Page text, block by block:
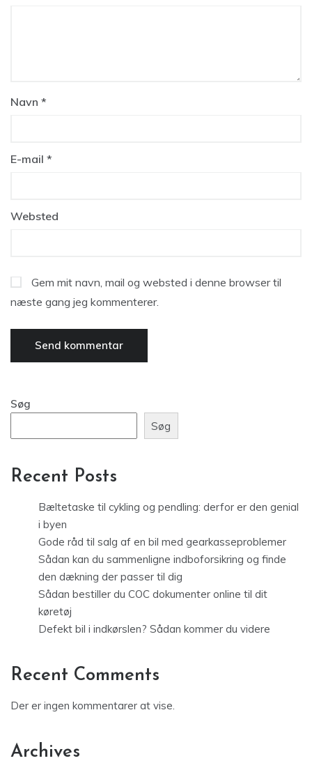
Navn *
E-mail *
Websted
Gem mit navn, mail og websted i denne browser til
næste gang jeg kommenterer.
Søg
Søg
Recent Posts
Bæltetaske til cykling og pendling: derfor er den genial
i byen
Gode råd til salg af en bil med gearkasseproblemer
Sådan kan du sammenligne indboforsikring og finde
den dækning der passer til dig
Sådan bestiller du COC dokumenter online til dit
køretøj
Defekt bil i indkørslen? Sådan kommer du videre
Recent Comments
Der er ingen kommentarer at vise.
Archives